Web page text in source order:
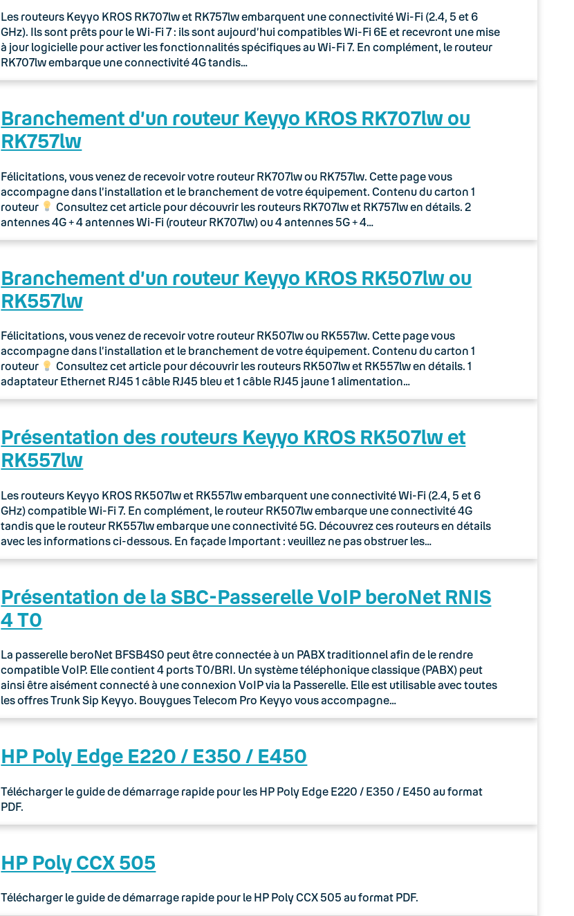
Les routeurs Keyyo KROS RK707lw et RK757lw embarquent une connectivité Wi-Fi (2.4, 5 et 6
GHz). Ils sont prêts pour le Wi-Fi 7 : ils sont aujourd’hui compatibles Wi-Fi 6E et recevront une mise
à jour logicielle pour activer les fonctionnalités spécifiques au Wi-Fi 7. En complément, le routeur
RK707lw embarque une connectivité 4G tandis…
Branchement d’un routeur Keyyo KROS RK707lw ou
RK757lw
Félicitations, vous venez de recevoir votre routeur RK707lw ou RK757lw. Cette page vous
accompagne dans l’installation et le branchement de votre équipement. Contenu du carton 1
routeur
Consultez cet article pour découvrir les routeurs RK707lw et RK757lw en détails. 2
antennes 4G + 4 antennes Wi-Fi (routeur RK707lw) ou 4 antennes 5G + 4…
Branchement d’un routeur Keyyo KROS RK507lw ou
RK557lw
Félicitations, vous venez de recevoir votre routeur RK507lw ou RK557lw. Cette page vous
accompagne dans l’installation et le branchement de votre équipement. Contenu du carton 1
routeur
Consultez cet article pour découvrir les routeurs RK507lw et RK557lw en détails. 1
adaptateur Ethernet RJ45 1 câble RJ45 bleu et 1 câble RJ45 jaune 1 alimentation…
Présentation des routeurs Keyyo KROS RK507lw et
RK557lw
Les routeurs Keyyo KROS RK507lw et RK557lw embarquent une connectivité Wi-Fi (2.4, 5 et 6
GHz) compatible Wi-Fi 7. En complément, le routeur RK507lw embarque une connectivité 4G
tandis que le routeur RK557lw embarque une connectivité 5G. Découvrez ces routeurs en détails
avec les informations ci-dessous. En façade Important : veuillez ne pas obstruer les…
Présentation de la SBC-Passerelle VoIP beroNet RNIS
4 T0
La passerelle beroNet BFSB4S0 peut être connectée à un PABX traditionnel afin de le rendre
compatible VoIP. Elle contient 4 ports T0/BRI. Un système téléphonique classique (PABX) peut
ainsi être aisément connecté à une connexion VoIP via la Passerelle. Elle est utilisable avec toutes
les offres Trunk Sip Keyyo. Bouygues Telecom Pro Keyyo vous accompagne…
HP Poly Edge E220 / E350 / E450
Télécharger le guide de démarrage rapide pour les HP Poly Edge E220 / E350 / E450 au format
PDF.
HP Poly CCX 505
Télécharger le guide de démarrage rapide pour le HP Poly CCX 505 au format PDF.